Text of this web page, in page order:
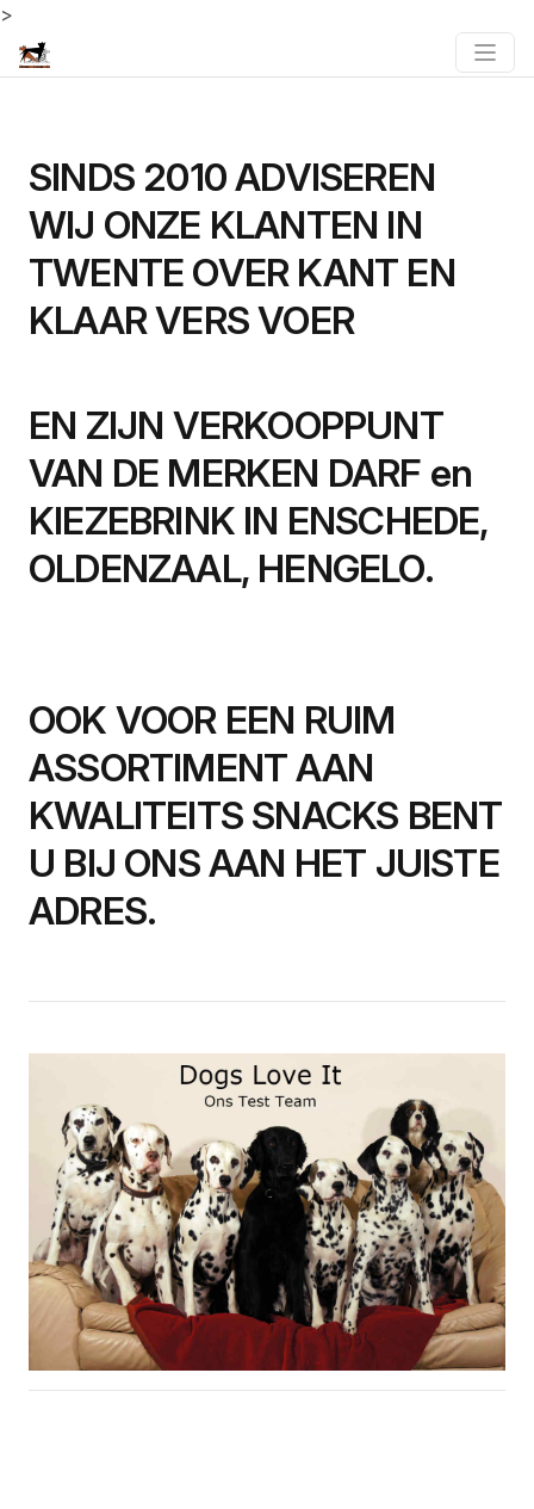
>
SINDS 2010 ADVISEREN
WIJ ONZE KLANTEN IN
TWENTE OVER KANT EN
KLAAR VERS VOER
EN ZIJN VERKOOPPUNT
VAN DE MERKEN DARF en
KIEZEBRINK IN ENSCHEDE,
OLDENZAAL, HENGELO.
OOK VOOR EEN RUIM
ASSORTIMENT AAN
KWALITEITS SNACKS BENT
U BIJ ONS AAN HET JUISTE
ADRES.